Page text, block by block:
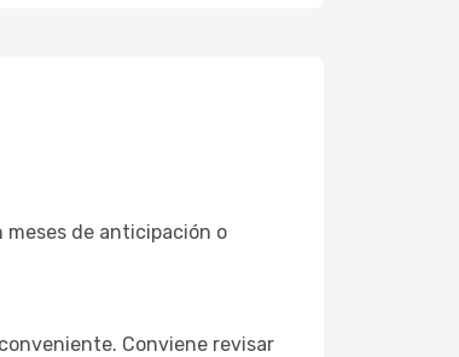
meses de anticipación o
Conviene revisar